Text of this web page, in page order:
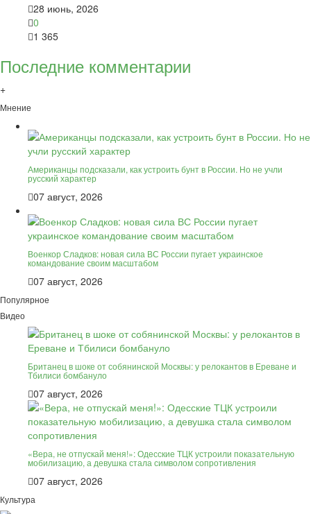
28 июнь, 2026
0
1 365
Последние комментарии
+
Мнение
Американцы подсказали, как устроить бунт в России. Но не учли
русский характер
07 август, 2026
Военкор Сладков: новая сила ВС России пугает украинское
командование своим масштабом
07 август, 2026
Популярное
Видео
Британец в шоке от собянинской Москвы: у релокантов в Ереване и
Тбилиси бомбануло
07 август, 2026
«Вера, не отпускай меня!»: Одесские ТЦК устроили показательную
мобилизацию, а девушка стала символом сопротивления
07 август, 2026
Культура